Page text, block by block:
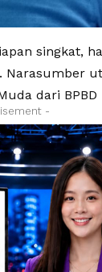
singkat,
dari BPBD
-